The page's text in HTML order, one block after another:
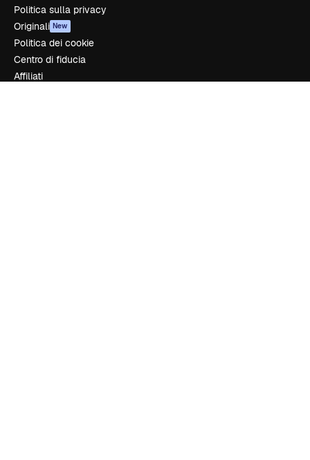
Politica sulla privacy
Originali New
Politica dei cookie
Centro di fiducia
Affiliati